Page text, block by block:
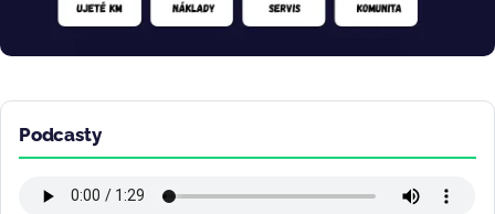
Podcasty